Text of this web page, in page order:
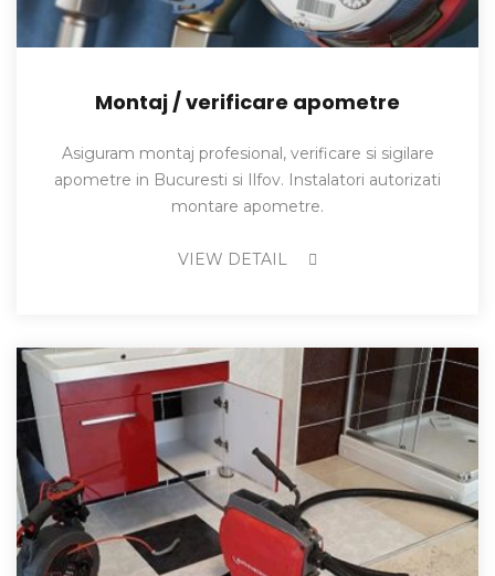
Montaj / verificare apometre
Asiguram montaj profesional, verificare si sigilare
apometre in Bucuresti si Ilfov. Instalatori autorizati
montare apometre.
VIEW DETAIL